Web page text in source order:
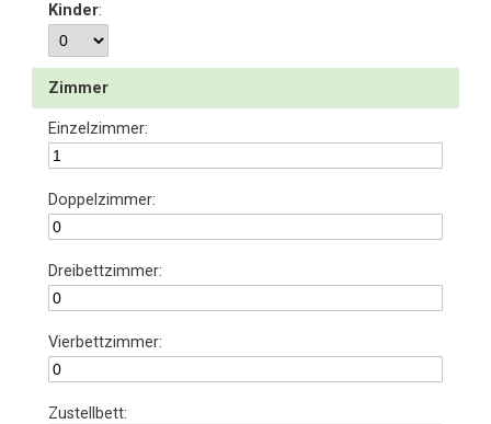
Kinder:
Zimmer
Einzelzimmer:
Doppelzimmer:
Dreibettzimmer:
Vierbettzimmer:
Zustellbett: